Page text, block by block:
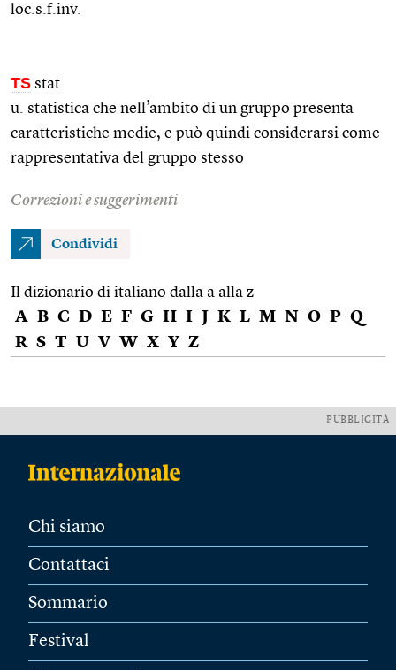
loc.s.f.inv.
TS stat.
u. statistica che nell’ambito di un gruppo presenta
caratteristiche medie, e può quindi considerarsi come
rappresentativa del gruppo stesso
Correzioni e suggerimenti
Condividi
Il dizionario di italiano dalla a alla z
A B C D E F G H I J K L M N O P Q
R S T U V W X Y Z
PUBBLICITÀ
Chi siamo
Contattaci
Sommario
Festival